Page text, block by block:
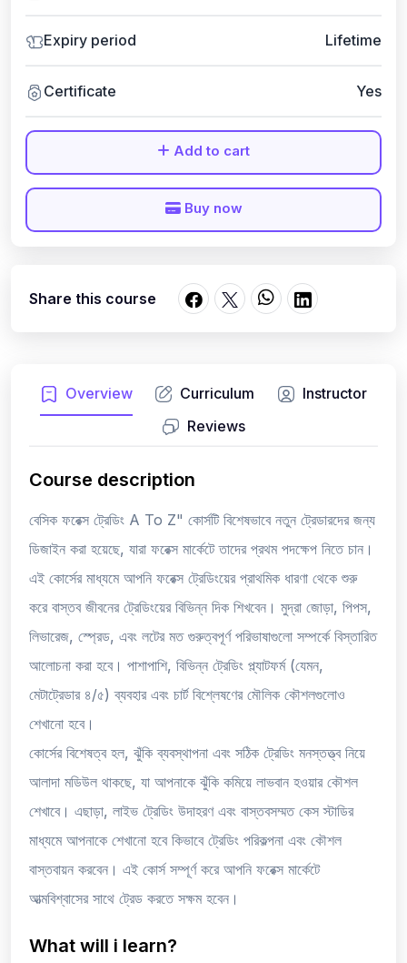
Overview Curriculum
Instructor
Reviews
Course description
বেসিক ফরেক্স ট্রেডিং A To Z" কোর্সটি বিশেষভাবে নতুন ট্রেডারদের জন্য
ডিজাইন করা হয়েছে, যারা ফরেক্স মার্কেটে তাদের প্রথম পদক্ষেপ নিতে চান।
এই কোর্সের মাধ্যমে আপনি ফরেক্স ট্রেডিংয়ের প্রাথমিক ধারণা থেকে শুরু
করে বাস্তব জীবনের ট্রেডিংয়ের বিভিন্ন দিক শিখবেন। মুদ্রা জোড়া, পিপস,
লিভারেজ, স্প্রেড, এবং লটের মত গুরুত্বপূর্ণ পরিভাষাগুলো সম্পর্কে বিস্তারিত
আলোচনা করা হবে। পাশাপাশি, বিভিন্ন ট্রেডিং প্ল্যাটফর্ম (যেমন,
মেটাট্রেডার ৪/৫) ব্যবহার এবং চার্ট বিশ্লেষণের মৌলিক কৌশলগুলোও
শেখানো হবে।
কোর্সের বিশেষত্ব হল, ঝুঁকি ব্যবস্থাপনা এবং সঠিক ট্রেডিং মনস্তত্ত্ব নিয়ে
আলাদা মডিউল থাকছে, যা আপনাকে ঝুঁকি কমিয়ে লাভবান হওয়ার কৌশল
শেখাবে। এছাড়া, লাইভ ট্রেডিং উদাহরণ এবং বাস্তবসম্মত কেস স্টাডির
মাধ্যমে আপনাকে শেখানো হবে কিভাবে ট্রেডিং পরিকল্পনা এবং কৌশল
বাস্তবায়ন করবেন। এই কোর্স সম্পূর্ণ করে আপনি ফরেক্স মার্কেটে
আত্মবিশ্বাসের সাথে ট্রেড করতে সক্ষম হবেন।
What will i learn?
Expiry period Lifetime
Certificate Yes
Add to cart
Buy now
Share this course